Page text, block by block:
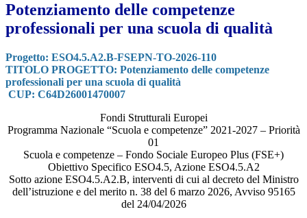
Potenziamento delle competenze
professionali per una scuola di qualità
Progetto: ESO4.5.A2.B-FSEPN-TO-2026-110
TITOLO PROGETTO: Potenziamento delle competenze
professionali per una scuola di qualità
CUP: C64D26001470007
Fondi Strutturali Europei
Programma Nazionale “Scuola e competenze” 2021-2027 – Priorità
01
Scuola e competenze – Fondo Sociale Europeo Plus (FSE+)
Obiettivo Specifico ESO4.5, Azione ESO4.5.A2
Sotto azione ESO4.5.A2.B, interventi di cui al decreto del Ministro
dell’istruzione e del merito n. 38 del 6 marzo 2026, Avviso 95165
del 24/04/2026